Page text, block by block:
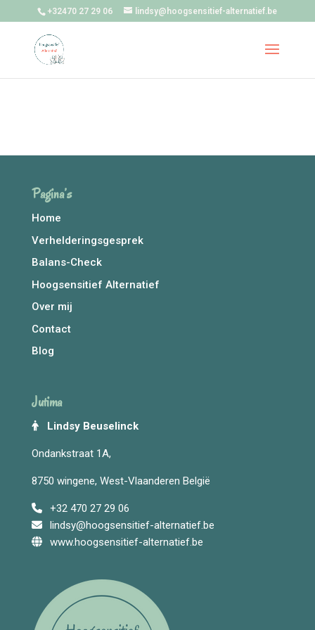
+32470 27 29 06 lindsy@hoogsensitief-alternatief.be
Pagina’s
Home
Verhelderingsgesprek
Balans-Check
Hoogsensitief Alternatief
Over mij
Contact
Blog
Jutima
Lindsy Beuselinck
Ondankstraat 1A,
8750 wingene, West-Vlaanderen België
+32 470 27 29 06
lindsy@hoogsensitief-alternatief.be
www.hoogsensitief-alternatief.be